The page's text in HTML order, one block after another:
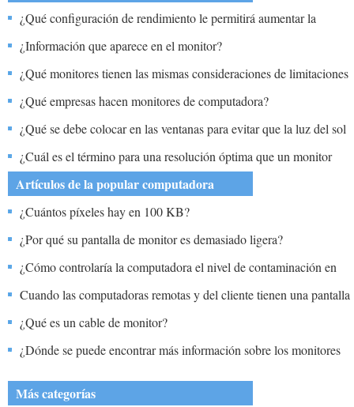
¿Qué configuración de rendimiento le permitirá aumentar la
cantidad de píxeles que se muestran en la pantalla?
¿Información que aparece en el monitor?
¿Qué monitores tienen las mismas consideraciones de limitaciones
y el método de detección?
¿Qué empresas hacen monitores de computadora?
¿Qué se debe colocar en las ventanas para evitar que la luz del sol
incida en la pantalla del monitor?
¿Cuál es el término para una resolución óptima que un monitor
LCD puede mostrar?
Artículos de la popular computadora
¿Cuántos píxeles hay en 100 KB?
¿Por qué su pantalla de monitor es demasiado ligera?
¿Cómo controlaría la computadora el nivel de contaminación en
un río?
Cuando las computadoras remotas y del cliente tienen una pantalla
idéntica, ¿qué puede hacer para distinguirlas al mostrar el
escritorio en modo completo?
¿Qué es un cable de monitor?
¿Dónde se puede encontrar más información sobre los monitores
Más categorías